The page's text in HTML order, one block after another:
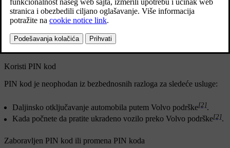
Novi PIN kod
Četvorocifreni PIN kôd automatski generiše Volvo podrška ili
ovlašćeni zastupnik za Volvo i šalje se vlasniku automobila.
kôd potvrđuje da je korisnik ovlašćen.
Koristi PIN kod
PIN kod je neophodan iz bezbednosnih razloga za sledeće usluge:
Daljinsko otključavanje automobila putem Volvo podrške[2].
Kada počnete da pratite ukradeno vozilo preko Volvo podrške[2].
Zaboravljen PIN kod ili promena PIN koda